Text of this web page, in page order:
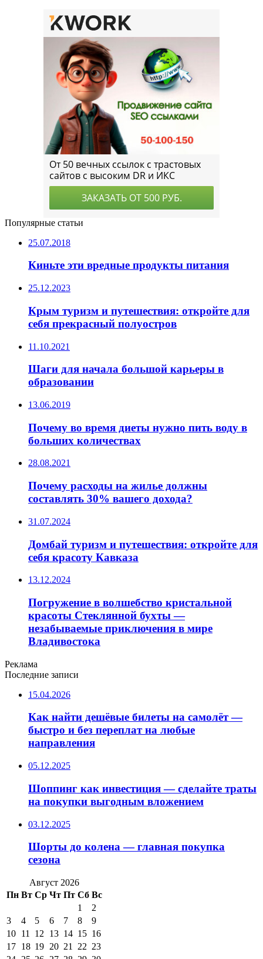
Популярные статьи
25.07.2018
Киньте эти вредные продукты питания
25.12.2023
Крым туризм и путешествия: откройте для
себя прекрасный полуостров
11.10.2021
Шаги для начала большой карьеры в
образовании
13.06.2019
Почему во время диеты нужно пить воду в
больших количествах
28.08.2021
Почему расходы на жилье должны
составлять 30% вашего дохода?
31.07.2024
Домбай туризм и путешествия: откройте для
себя красоту Кавказа
13.12.2024
Погружение в волшебство кристальной
красоты Стеклянной бухты —
незабываемые приключения в мире
Владивостока
Реклама
Последние записи
15.04.2026
Как найти дешёвые билеты на самолёт —
быстро и без переплат на любые
направления
05.12.2025
Шоппинг как инвестиция — сделайте траты
на покупки выгодным вложением
03.12.2025
Шорты до колена — главная покупка
сезона
Август 2026
Пн Вт Ср Чт Пт Сб Вс
1
2
3
4 5 6 7 8
9
10 11 12 13 14 15 16
17 18 19 20 21 22 23